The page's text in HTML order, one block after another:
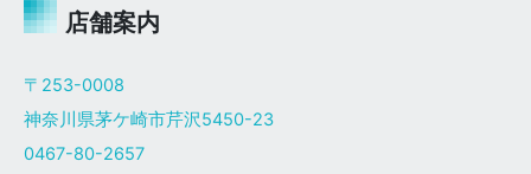
Ｘ
ク
様
店舗案内
〒253-0008
神奈川県茅ケ崎市芹沢5450-23
0467-80-2657